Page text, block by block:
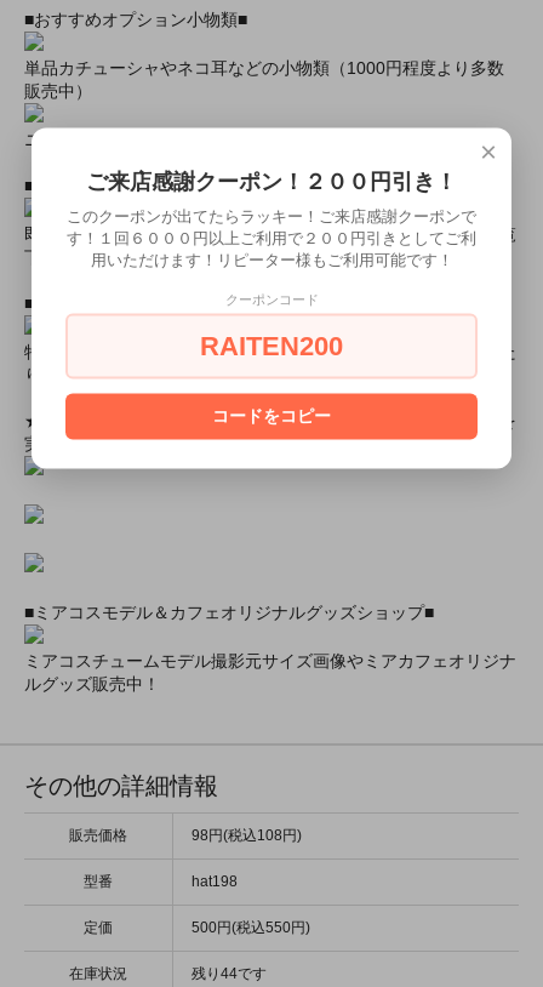
■おすすめオプション小物類■
単品カチューシャやネコ耳などの小物類（1000円程度より多数
販売中）
ニーハイソックス、タイツなど（500円より多数販売中！）
■すぐに商品が欲しい！！という方■
即日配達商品一覧がございますので、よろしければそちらをご覧
下さいませ。
■とにかく安くて高品質な商品が欲しい！という方■
特別割引商品を掲載しています！最大８０％引きの商品もあった
りします！
★ミアカフェ・ミアリラではミアコス衣装を着用したイベントを
実施中★
■ミアコスモデル＆カフェオリジナルグッズショップ■
ミアコスチュームモデル撮影元サイズ画像やミアカフェオリジナ
ルグッズ販売中！
その他の詳細情報
販売価格 98円(税込108円)
型番 hat198
定価 500円(税込550円)
在庫状況 残り44です
×
ご来店感謝クーポン！２００円引き！
このクーポンが出てたらラッキー！ご来店感謝クーポンで
す！１回６０００円以上ご利用で２００円引きとしてご利
用いただけます！リピーター様もご利用可能です！
クーポンコード
RAITEN200
コードをコピー